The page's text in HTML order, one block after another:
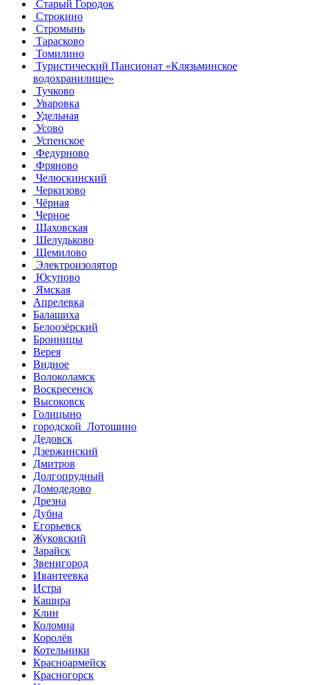
Старый Городок
Строкино
Стромынь
Тарасково
Томилино
Туристический Пансионат «Клязьминское
водохранилище»
Тучково
Уваровка
Удельная
Усово
Успенское
Федурново
Фряново
Челюскинский
Черкизово
Чёрная
Черное
Шаховская
Шелудьково
Щемилово
Электроизолятор
Юсупово
Ямская
Апрелевка
Балашиха
Белоозёрский
Бронницы
Верея
Видное
Волоколамск
Воскресенск
Высоковск
Голицыно
городской Лотошино
Дедовск
Дзержинский
Дмитров
Долгопрудный
Домодедово
Дрезна
Дубна
Егорьевск
Жуковский
Зарайск
Звенигород
Ивантеевка
Истра
Кашира
Клин
Коломна
Королёв
Котельники
Красноармейск
Красногорск